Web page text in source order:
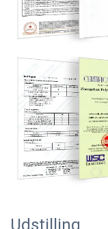
Udstilling